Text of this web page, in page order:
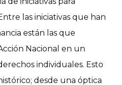
las iniciativas que han
están las que
Nacional en un
individuales. Esto
desde una óptica